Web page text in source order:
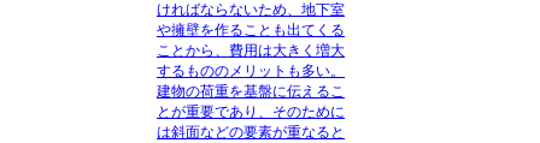
ければならないため、地下室
や擁壁を作ることも出てくる
ことから、費用は大きく増大
するもののメリットも多い。
建物の荷重を基盤に伝えるこ
とが重要であり、そのために
は斜面などの要素が重なると